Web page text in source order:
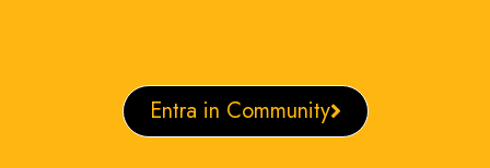
Entra in Community